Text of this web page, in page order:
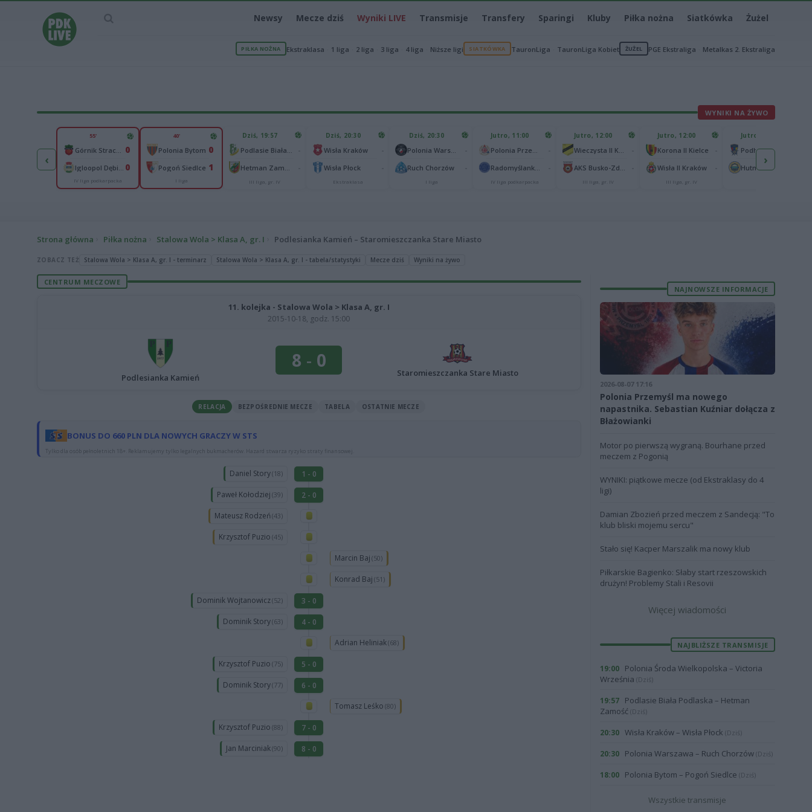
Newsy Mecze dziś Wyniki LIVE Transmisje Transfery Sparingi Kluby Piłka nożna Siatkówka Żużel
PIŁKA NOŻNA Ekstraklasa 1 liga 2 liga 3 liga 4 liga Niższe ligi SIATKÓWKA TauronLiga TauronLiga Kobiet ŻUŻEL PGE Ekstraliga Metalkas 2. Ekstraliga
WYNIKI NA ŻYWO
‹
65
25
55'
0
0
IV liga podkarpacka
40'
Polonia Bytom 0
Pogoń Siedlce 1
I liga
Dziś, 19:57
III liga, gr. IV
Dziś, 20:30
Wisła Kraków
Wisła Płock
Ekstraklasa
Dziś, 20:30
Ruch Chorzów
I liga
Jutro, 11:00
IV liga podkarpacka
Jutro, 12:00
III liga, gr. IV
Jutro, 12:00
Korona II Kielce
Wisła II Kraków
III liga, gr. IV
Jutro, 13:00
Hutnik Kraków
›
Strona główna Piłka nożna Stalowa Wola > Klasa A, gr. I Podlesianka Kamień – Staromieszczanka Stare Miasto
ZOBACZ TEŻ Stalowa Wola > Klasa A, gr. I - terminarz Stalowa Wola > Klasa A, gr. I - tabela/statystyki Mecze dziś Wyniki na żywo
CENTRUM MECZOWE
11. kolejka - Stalowa Wola > Klasa A, gr. I
2015-10-18, godz. 15:00
Podlesianka Kamień
8 - 0
Staromieszczanka Stare Miasto
RELACJA BEZPOŚREDNIE MECZE TABELA OSTATNIE MECZE
BONUS DO 660 PLN DLA NOWYCH GRACZY W STS
Tylko dla osób pełnoletnich 18+. Reklamujemy tylko legalnych bukmacherów. Hazard stwarza ryzyko straty finansowej.
Daniel Story(18) 1 - 0
Paweł Kołodziej (39) 2 - 0
Mateusz Rodzeń (43)
Krzysztof Puzio (45)
Marcin Baj (50)
Konrad Baj (51)
Dominik Wojtanowicz(52) 3 - 0
Dominik Story(63) 4 - 0
Adrian Heliniak(68)
Krzysztof Puzio (75) 5 - 0
Dominik Story(77) 6 - 0
Tomasz Leśko (80)
Krzysztof Puzio (88) 7 - 0
Jan Marciniak(90) 8 - 0
NAJNOWSZE INFORMACJE
2026-08-07 17:16
Polonia Przemyśl ma nowego
napastnika. Sebastian Kuźniar dołącza z
Błażowianki
Motor po pierwszą wygraną. Bourhane przed
meczem z Pogonią
WYNIKI: piątkowe mecze (od Ekstraklasy do 4
ligi)
Damian Zbozień przed meczem z Sandecją: "To
klub bliski mojemu sercu"
Stało się! Kacper Marszalik ma nowy klub
Piłkarskie Bagienko: Słaby start rzeszowskich
drużyn! Problemy Stali i Resovii
Więcej wiadomości
NAJBLIŻSZE TRANSMISJE
19:00
Polonia Środa Wielkopolska – Victoria
Września (Dziś)
19:57
Podlasie Biała Podlaska – Hetman
Zamość (Dziś)
20:30 Wisła Kraków – Wisła Płock (Dziś)
20:30 Polonia Warszawa – Ruch Chorzów (Dziś)
18:00 Polonia Bytom – Pogoń Siedlce (Dziś)
Wszystkie transmisje